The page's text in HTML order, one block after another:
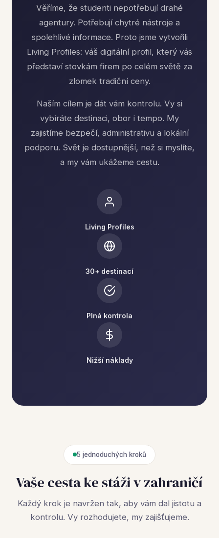
Věříme, že studenti nepotřebují drahé
agentury. Potřebují chytré nástroje a
spolehlivé informace. Proto jsme vytvořili
Living Profiles: váš digitální profil, který vás
představí stovkám firem po celém světě za
zlomek tradiční ceny.
Naším cílem je dát vám kontrolu. Vy si
vybíráte destinaci, obor i tempo. My
zajistíme bezpečí, administrativu a lokální
podporu. Svět je dostupnější, než si myslíte,
a my vám ukážeme cestu.
Living Profiles
30+ destinací
Plná kontrola
Nižší náklady
5 jednoduchých kroků
Vaše cesta ke stáži v zahraničí
Každý krok je navržen tak, aby vám dal jistotu a
kontrolu. Vy rozhodujete, my zajišťujeme.